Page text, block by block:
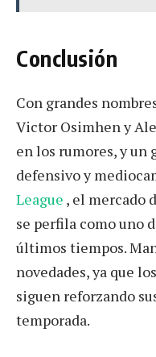
Conclusión
Con grandes
Victor Osimhen y
en los rumores, y
defensivo y
League , el mercado
se perfila como uno
últimos tiempos.
novedades, ya que
siguen reforzando
temporada.